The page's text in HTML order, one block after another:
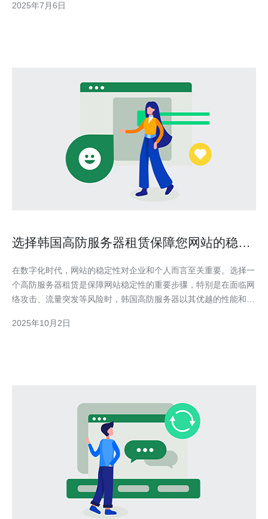
用先进的硬件设备和技术，保障服务器的稳定性。无论是网站访问
2025年7月6日
选择韩国高防服务器租赁保障您网站的稳定
在数字化时代，网站的稳定性对企业和个人而言至关重要。选择一
个高防服务器租赁是保障网站稳定性的重要步骤，特别是在面临网
络攻击、流量突发等风险时，韩国高防服务器以其优越的性能和安
您更好地保护网站。 1. 理解高防服务器的概念 高防服务器是指具
2025年10月2日